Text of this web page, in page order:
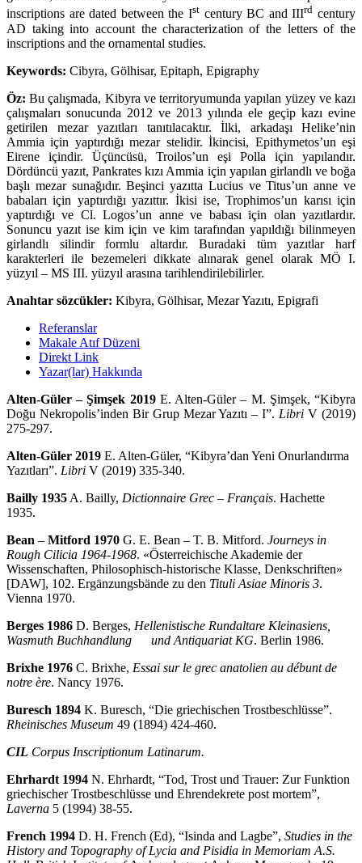
inscriptions are dated between the Ist century BC and IIIrd century
AD taking into account the characterization of the letters of the
inscriptions and the ornamental studies.
Keywords: Cibyra, Gölhisar, Epitaph, Epigraphy
Öz: Bu çalışmada, Kibyra ve territoryumunda yapılan yüzey ve kazı
çalışmaları sonucunda 2012 ve 2013 yılında ele geçip kazı evine
getirilen mezar yazıtları tanıtılacaktır. İlki, arkadaşı Helike’nin
Ammia için yap­tırdığı mezar stelidir. İkincisi, Epithymetos’un eşi
Eirene içindir. Üçüncüsü, Troilos’un eşi Polla için yapılan­dır.
Dördüncü yazıt, Pankrates kızı Ammia için yapılan girlandlı ve boğa
başlı mezar sunağıdır. Beşinci yazıt­ta Lucius ve Titus’un anne ve
babaları için yaptırdığı yazıttır. İkisi ise, Trophimos’un karısı için
yaptırdığı ve Cl. Logos’un anne ve babası için olan yazıtlardır.
Sonuncu yazıt ise kim için ve kim tarafından yapıldığı bi­linmeyen
girlandlı silindir formlu altardır. Buradaki tüm yazıtlar harf
karakterleri ile bezemeleri dikkate alınarak genel olarak MÖ I.
yüzyıl – MS III. yüzyıl arasına tarihlendirilebilirler.
Anahtar sözcükler: Kibyra, Gölhisar, Mezar Yazıtı, Epigrafi
Referanslar
Makale Atıf Düzeni
Direkt Link
Yazar(lar) Hakkında
Alten-Güler – Şimşek 2019E. Alten-Güler – M. Şimşek, “Kibyra
Doğu Nekropolis’inden Bir Grup Mezar Yazıtı – I”. Libri V (2019)
275-297.
Alten-Güler 2019 E. Alten-Güler, “Kibyra’dan Yeni Onurlandırma
Yazıtları”. Libri V (2019) 335-340.
Bailly 1935 A. Bailly, Dictionnaire Grec – Français. Hachette
1935.
Bean – Mitford 1970 G. E. Bean – T. B. Mitford. Journeys in
Rough Cilicia 1964-1968. «Österrei­chische Akademie der
Wissenschaften, Philosophisch-historische Klasse, Denkschriften»
[DAW], 102. Ergänzungsbände zu den Tituli Asiae Minoris 3.
Vienna 1970.
Berges 1986 D. Berges, Hellenistische Rundaltare Kleinasiens,
Wasmuth Buchhandlung und Antiquariat KG. Berlin 1986.
Brixhe 1976 C. Brixhe, Essai sur le grec anatolien au débunt de
notre ère. Nancy 1976.
Buresch 1894 K. Buresch, “Die griechischen Trostbeschlüsse”.
Rheinisches Museum 49 (1894) 424-460.
CIL Corpus Inscriptionum Latinarum.
Ehrhardt 1994 N. Ehrhardt, “Tod, Trost und Trauer: Zur Funktion
griechischer Trostbe­schlüsse und Ehrendekrete post mortem”,
Laverna 5 (1994) 38-55.
French 1994 D. H. French (Ed), “Isinda and Lagbe”, Studies in the
History and Topogra­phy of Lycia and Pisidia in Memoriam A.S.